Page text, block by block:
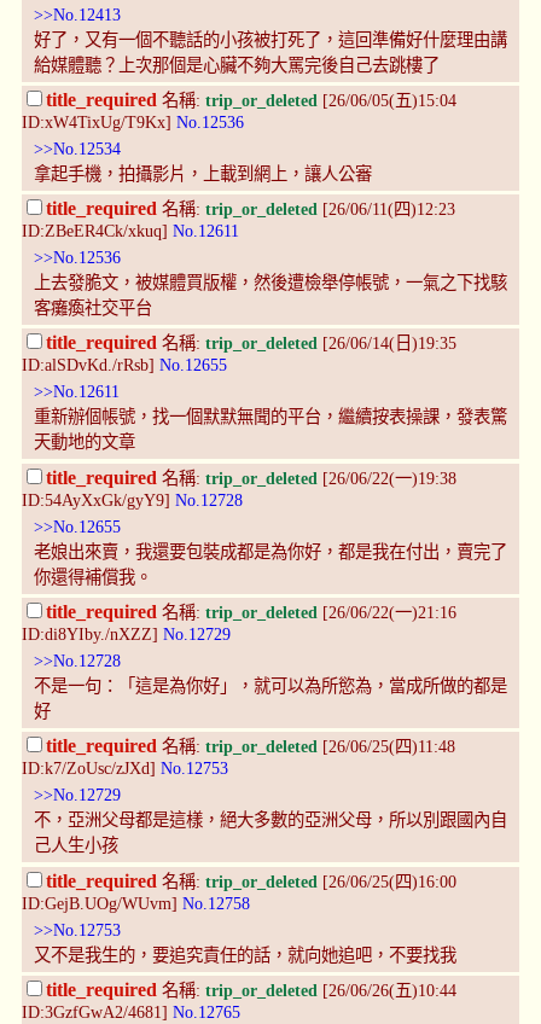
>>No.12413
好了，又有一個不聽話的小孩被打死了，這回準備好什麼理由講
給媒體聽？上次那個是心臟不夠大罵完後自己去跳樓了
title_required 名稱: trip_or_deleted [26/06/05(五)15:04
ID:xW4TixUg/T9Kx] No.12536
>>No.12534
拿起手機，拍攝影片，上載到網上，讓人公審
title_required 名稱: trip_or_deleted [26/06/11(四)12:23
ID:ZBeER4Ck/xkuq] No.12611
>>No.12536
上去發脆文，被媒體買版權，然後遭檢舉停帳號，一氣之下找駭
客癱瘓社交平台
title_required 名稱: trip_or_deleted [26/06/14(日)19:35
ID:alSDvKd./rRsb] No.12655
>>No.12611
重新辦個帳號，找一個默默無聞的平台，繼續按表操課，發表驚
天動地的文章
title_required 名稱: trip_or_deleted [26/06/22(一)19:38
ID:54AyXxGk/gyY9] No.12728
>>No.12655
老娘出來賣，我還要包裝成都是為你好，都是我在付出，賣完了
你還得補償我。
title_required 名稱: trip_or_deleted [26/06/22(一)21:16
ID:di8YIby./nXZZ] No.12729
>>No.12728
不是一句：「這是為你好」，就可以為所慾為，當成所做的都是
好
title_required 名稱: trip_or_deleted [26/06/25(四)11:48
ID:k7/ZoUsc/zJXd] No.12753
>>No.12729
不，亞洲父母都是這樣，絕大多數的亞洲父母，所以別跟國內自
己人生小孩
title_required 名稱: trip_or_deleted [26/06/25(四)16:00
ID:GejB.UOg/WUvm] No.12758
>>No.12753
又不是我生的，要追究責任的話，就向她追吧，不要找我
title_required 名稱: trip_or_deleted [26/06/26(五)10:44
ID:3GzfGwA2/4681] No.12765